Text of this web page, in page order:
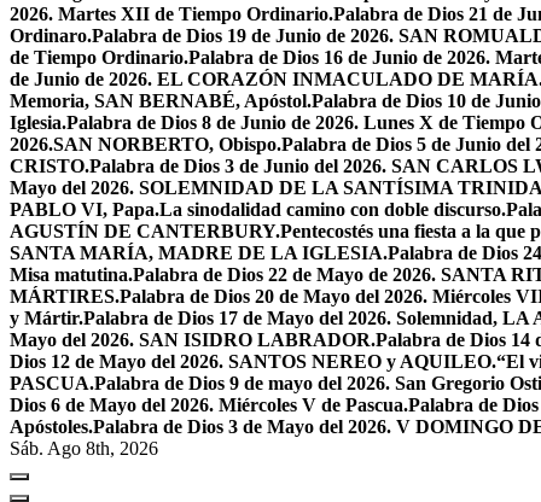
2026. Martes XII de Tiempo Ordinario.Palabra de Dios 21 de
Ordinaro.Palabra de Dios 19 de Junio de 2026. SAN
de Tiempo Ordinario.Palabra de Dios 16 de Junio de 2026.
de Junio de 2026. EL CORAZÓN INMACULADO DE
Memoria, SAN BERNABÉ, Apóstol.Palabra de Dios 10 de
Iglesia.Palabra de Dios 8 de Junio de 2026. Lunes X de Tiempo
2026.SAN NORBERTO, Obispo.Palabra de Dios 5 de Junio
CRISTO.Palabra de Dios 3 de Junio del 2026. SAN CARLOS
Mayo del 2026. SOLEMNIDAD DE LA SANTÍSIMA
PABLO VI, Papa.La sinodalidad camino con doble discurso.
AGUSTÍN DE CANTERBURY.Pentecostés una fiesta a la que
SANTA MARÍA, MADRE DE LA IGLESIA.Palabra de Dios
Misa matutina.Palabra de Dios 22 de Mayo de 2026. SANTA
MÁRTIRES.Palabra de Dios 20 de Mayo del 2026. Miércoles
y Mártir.Palabra de Dios 17 de Mayo del 2026. Solemnidad,
Mayo del 2026. SAN ISIDRO LABRADOR.Palabra de Dios 14
Dios 12 de Mayo del 2026. SANTOS NEREO y AQUILEO.“El
PASCUA.Palabra de Dios 9 de mayo del 2026. San Gregorio
Dios 6 de Mayo del 2026. Miércoles V de Pascua.Palabra de
Apóstoles.Palabra de Dios 3 de Mayo del 2026. V DOMINGO
Sáb. Ago 8th, 2026